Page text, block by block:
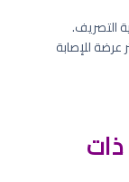
التصريف.
للإصابة